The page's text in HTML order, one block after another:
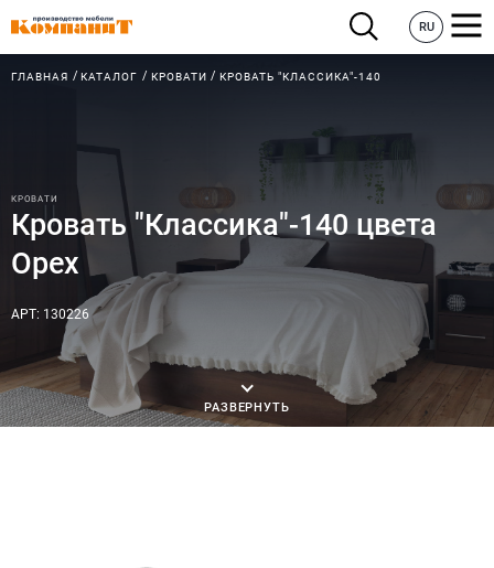
RU
ГЛАВНАЯ КАТАЛОГ КРОВАТИ КРОВАТЬ "КЛАССИКА"-140
КРОВАТИ
Кровать "Классика"-140 цвета
Орех
АРТ: 130226
РАЗВЕРНУТЬ